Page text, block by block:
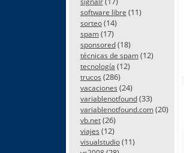
software libre (11)
sorteo(14)
spam(17)
sponsored(18)
técnicas de spam(12)
tecnología (12)
trucos (286)
vacaciones (24)
variablenotfound(33)
variablenotfound.com(20)
vb.net(26)
viajes (12)
visualstudio(11)